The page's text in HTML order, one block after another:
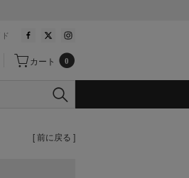
カート 0
[ 前に戻る ]